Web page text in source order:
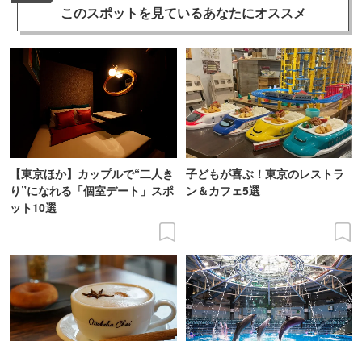
このスポットを見ているあなたにオススメ
【東京ほか】カップルで“二人き
り”になれる「個室デート」スポ
ット10選
子どもが喜ぶ！東京のレストラ
ン＆カフェ5選